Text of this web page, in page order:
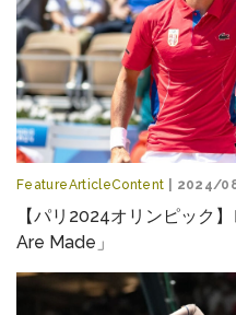
FeatureArticleContent | 2024/
【パリ2024オリンピック
Are Made」